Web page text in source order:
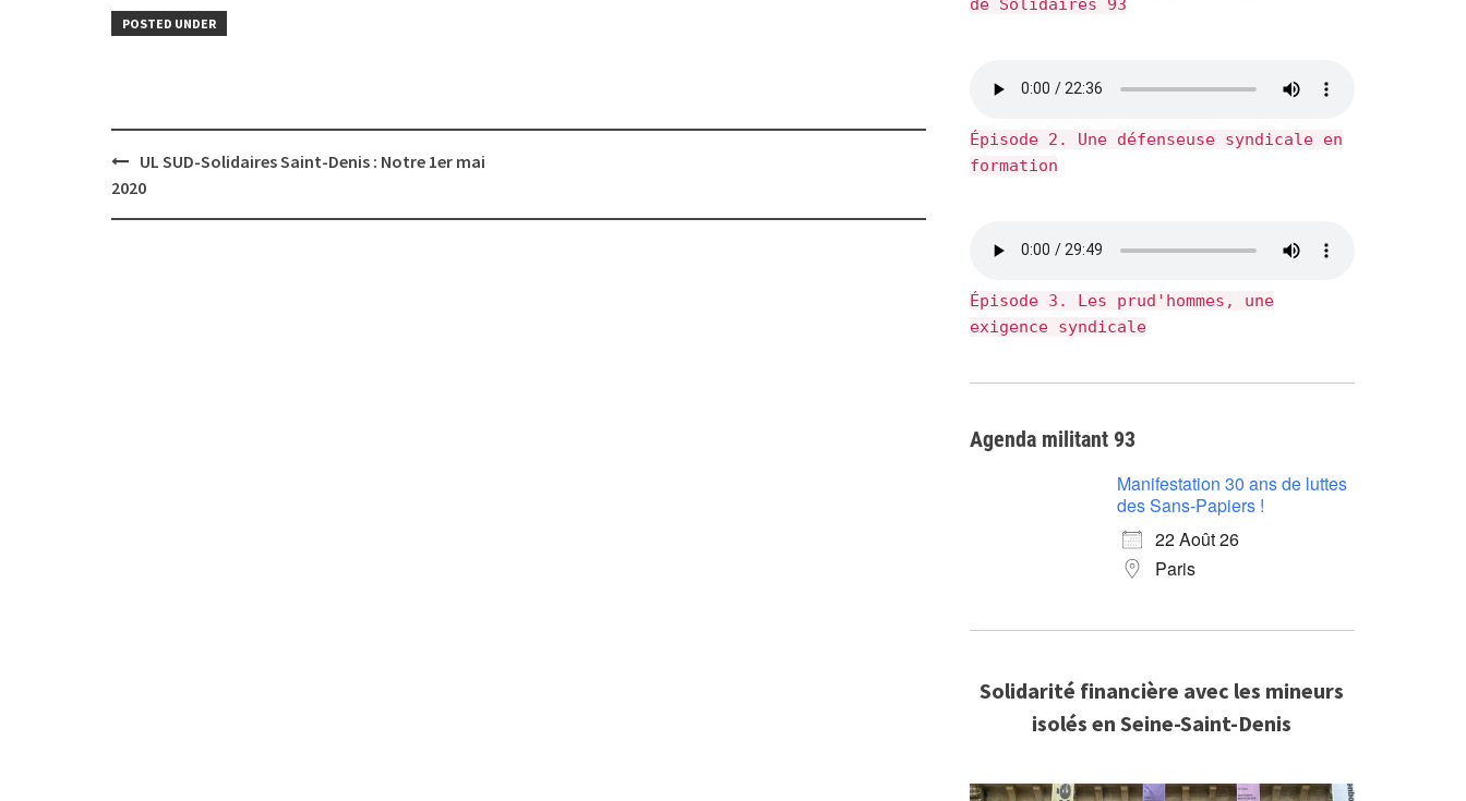
POSTED UNDER
Post
navigation
UL SUD-Solidaires Saint-Denis : Notre 1er mai
2020
Épisode 2. Une défenseuse syndicale en
formation
Épisode 3. Les prud'hommes, une
exigence syndicale
Agenda militant 93
Manifestation 30 ans de luttes
des Sans-Papiers !
22 Août 26
Paris
Solidarité financière avec les mineurs
isolés en Seine-Saint-Denis